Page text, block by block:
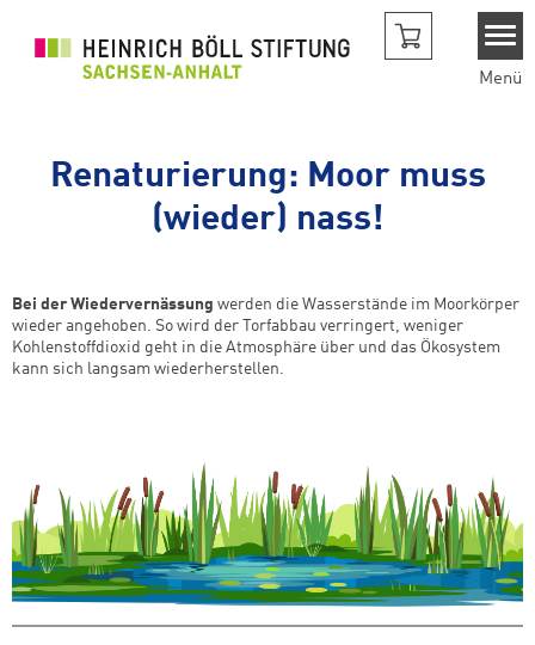
Menü
Renaturierung: Moor muss
(wieder) nass!
Bei der Wiedervernässung werden die Wasserstände im Moorkörper
wieder angehoben. So wird der Torfabbau verringert, weniger
Kohlenstoffdioxid geht in die Atmosphäre über und das Ökosystem
kann sich langsam wiederherstellen.